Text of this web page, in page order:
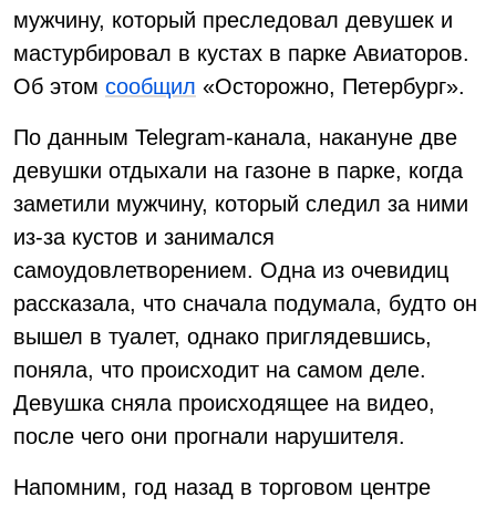
мужчину, который преследовал девушек и
мастурбировал в кустах в парке Авиаторов.
Об этом сообщил «Осторожно, Петербург».
По данным Telegram-канала, накануне две
девушки отдыхали на газоне в парке, когда
заметили мужчину, который следил за ними
из-за кустов и занимался
самоудовлетворением. Одна из очевидиц
рассказала, что сначала подумала, будто он
вышел в туалет, однако приглядевшись,
поняла, что происходит на самом деле.
Девушка сняла происходящее на видео,
после чего они прогнали нарушителя.
Напомним, год назад в торговом центре